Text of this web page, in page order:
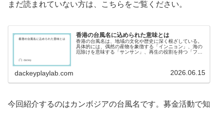
まだ読まれていない方は、こちらをご覧ください。
香港の台風名に込められた意味とは
香港の台風名は、地域の文化や歴史に深く根ざしている。
具体的には、偶然の産物を象徴する「インニョン」、海の
厄除けを意味する「サンサン」、再生の役割を持つ「フォ
dackeyplaylab.com 2026.06.15
今回紹介するのはカンボジアの台風名です。募金活動で知